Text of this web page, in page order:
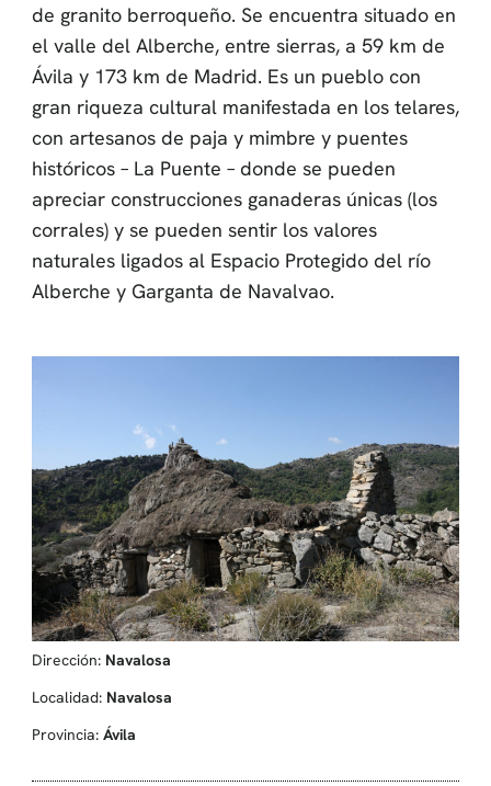
de granito berroqueño. Se encuentra situado en
el valle del Alberche, entre sierras, a 59 km de
Ávila y 173 km de Madrid. Es un pueblo con
gran riqueza cultural manifestada en los telares,
con artesanos de paja y mimbre y puentes
históricos – La Puente – donde se pueden
apreciar construcciones ganaderas únicas (los
corrales) y se pueden sentir los valores
naturales ligados al Espacio Protegido del río
Alberche y Garganta de Navalvao.
Dirección: Navalosa
Localidad: Navalosa
Provincia: Ávila